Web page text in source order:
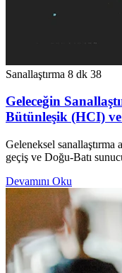
Sanallaştırma 8 dk 38
Geleceğin
Bütünleşik (HCI)
Geleneksel sanallaştırma
geçiş ve Doğu-Batı
Devamını Oku